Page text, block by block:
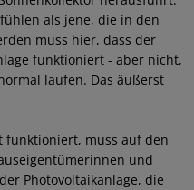
als jene, die in den
muss hier, dass der
funktioniert - aber nicht,
laufen. Das äußerst
funktioniert, muss auf den
und
Photovoltaikanlage, die